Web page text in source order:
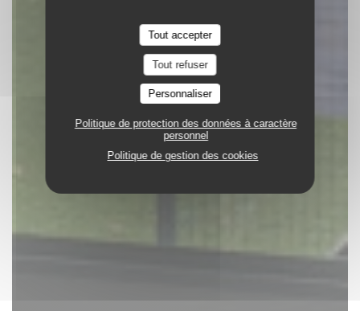
Tout accepter
Tout refuser
Personnaliser
Politique de protection des données à caractère
personnel
Politique de gestion des cookies